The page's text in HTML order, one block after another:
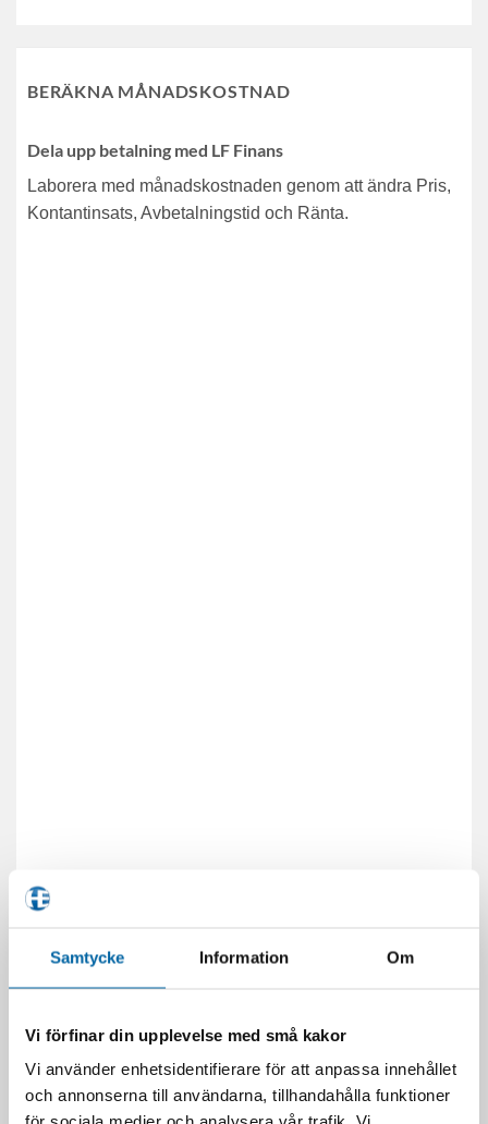
Samtycke Information Om
Vi förfinar din upplevelse med små kakor
Vi använder enhetsidentifierare för att anpassa innehållet
och annonserna till användarna, tillhandahålla funktioner
BERÄKNA MÅNADSKOSTNAD
Dela upp betalning med LF Finans
Laborera med månadskostnaden genom att ändra Pris,
Kontantinsats, Avbetalningstid och Ränta.